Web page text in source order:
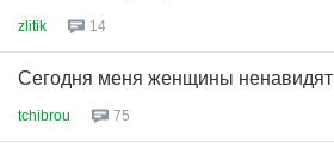
zlitik 14
Сегодня меня женщины ненавидят
tchibrou 75